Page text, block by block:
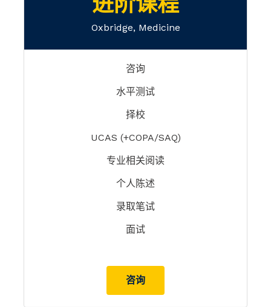
Oxbridge, Medicine
咨询
水平测试
择校
UCAS (+COPA/SAQ)
专业相关阅读
个人陈述
录取笔试
面试
咨询